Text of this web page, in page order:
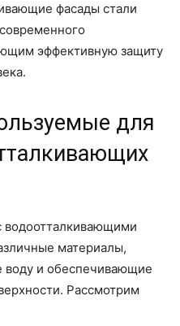
фасады стали
эффективную защиту
для
водоотталкивающими
материалы,
воду и обеспечивающие
Рассмотрим